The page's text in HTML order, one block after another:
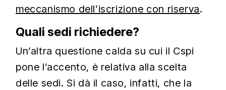
meccanismo dell’iscrizione con riserva.
Quali sedi richiedere?
Un’altra questione calda su cui il Cspi
pone l’accento, è relativa alla scelta
delle sedi. Si dà il caso, infatti, che la